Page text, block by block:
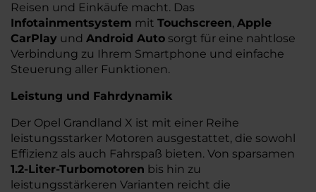
Reisen und Einkäufe macht. Das
Infotainmentsystem mit Touchscreen, Apple
CarPlay und Android Auto sorgt für eine nahtlose
Verbindung zu Ihrem Smartphone und einfache
Steuerung aller Funktionen.
Leistung und Fahrdynamik
Der Opel Grandland X ist mit einer Reihe
leistungsstarker Motoren ausgestattet, die sowohl
Effizienz als auch Fahrspaß bieten. Von sparsamen
1.2-Liter-Turbomotoren bis hin zu
leistungsstärkeren Varianten reicht die